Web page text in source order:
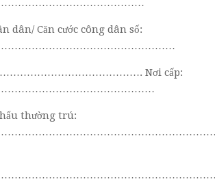
dân/ Căn cước công dân số:
Nơi cấp:
thường trú: